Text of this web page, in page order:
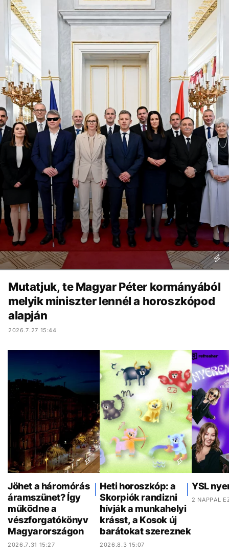
Mutatjuk, te Magyar Péter kormányából
melyik miniszter lennél a horoszkópod
alapján
2026.7.27 15:44
Jöhet a háromórás
áramszünet? Így
működne a
vészforgatókönyv
Magyarországon
2026.7.31 15:27
Heti horoszkóp: a
Skorpiók randizni
hívják a munkahelyi
krásst, a Kosok új
barátokat szereznek
2026.8.3 15:07
YSL
2 NAPPAL